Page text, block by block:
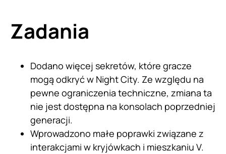
Zadania
Dodano więcej sekretów, które gracze
mogą odkryć w Night City. Ze względu na
pewne ograniczenia techniczne, zmiana ta
nie jest dostępna na konsolach poprzedniej
generacji.
Wprowadzono małe poprawki związane z
interakcjami w kryjówkach i mieszkaniu V.